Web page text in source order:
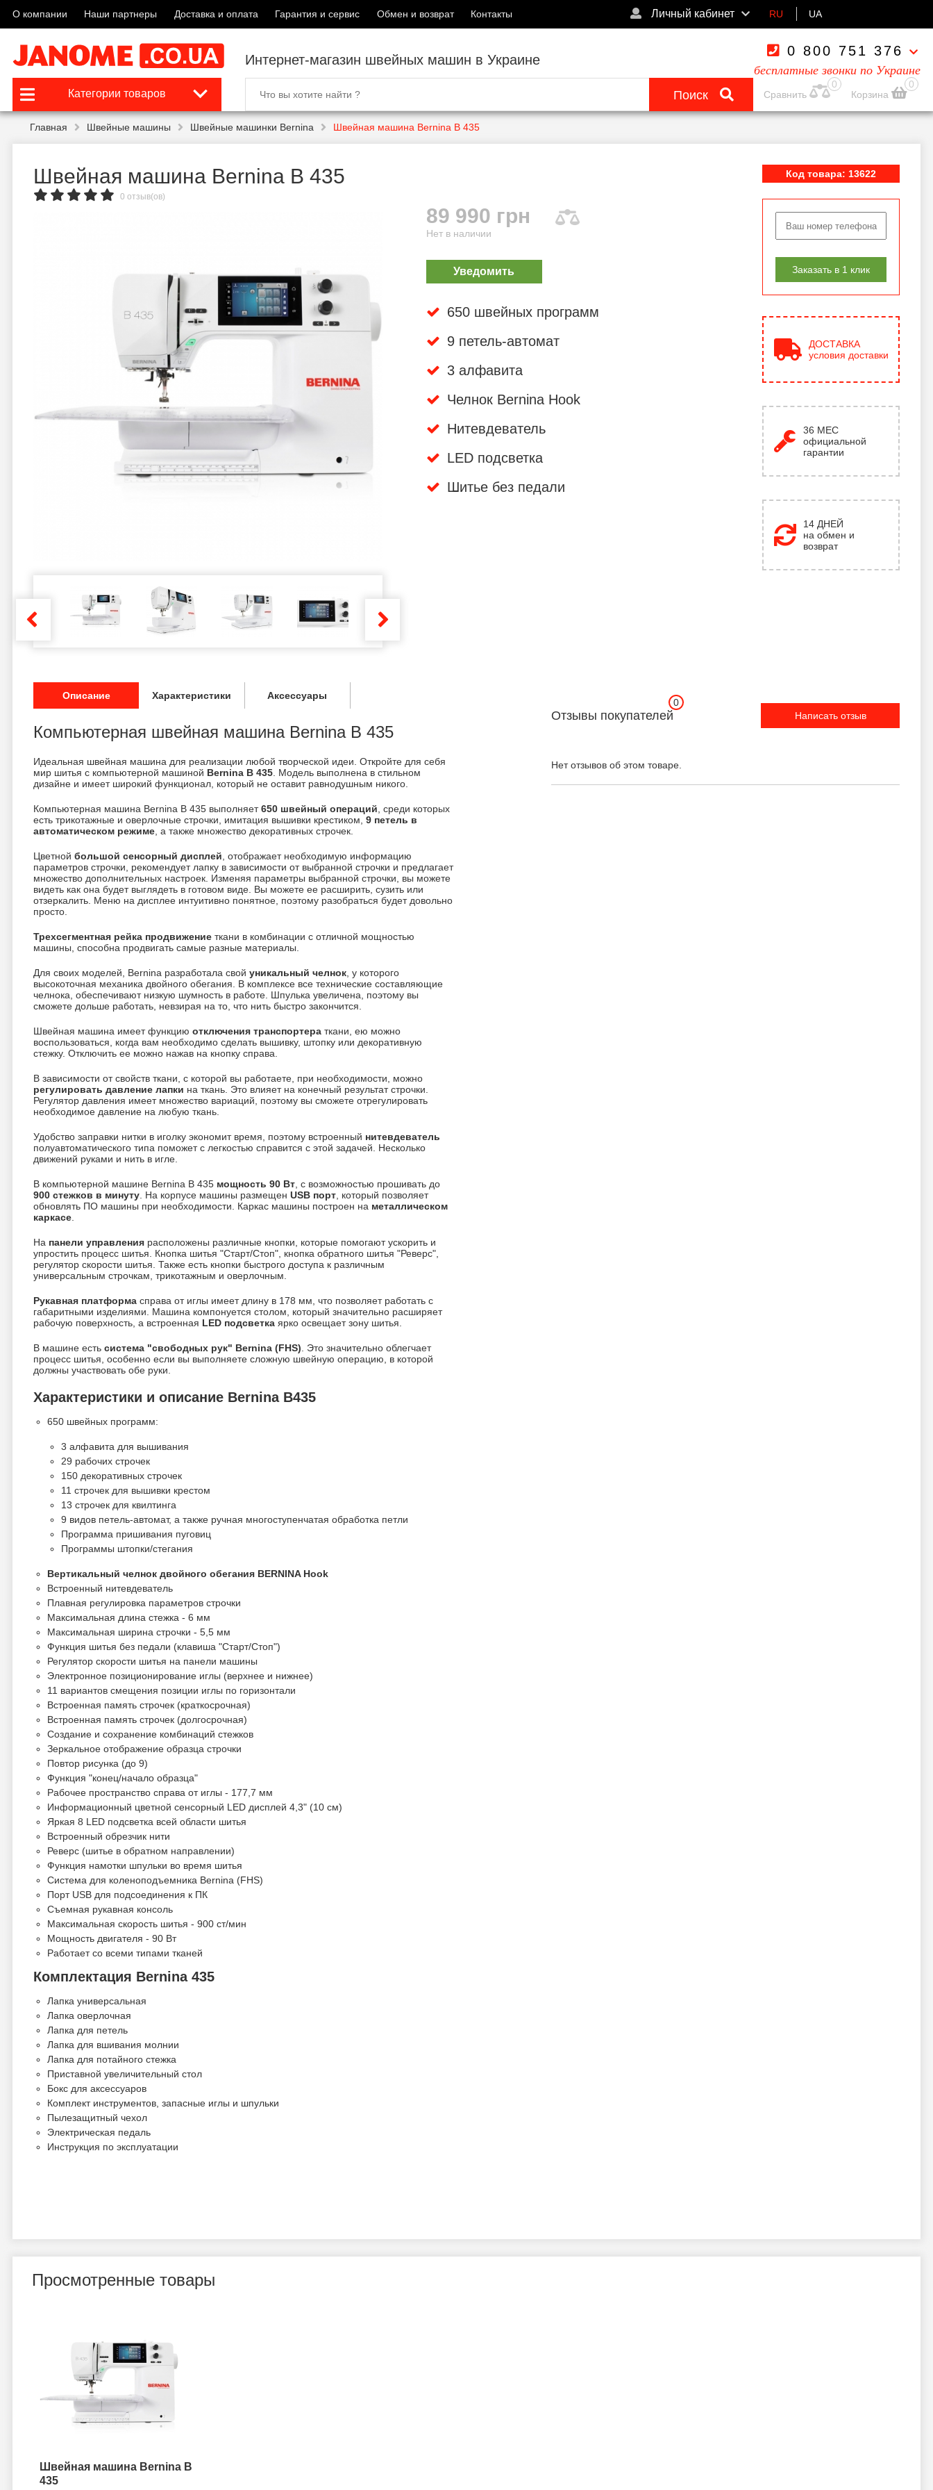
О компании Наши партнеры Доставка и оплата Гарантия и сервис Обмен и возврат Контакты Личный кабинет RU UA
Интернет-магазин швейных машин в Украине
0 800 751 376
бесплатные звонки по Украине
Категории товаров Поиск
0
Сравнить
0
Корзина
Главная Швейные машины Швейные машинки Bernina Швейная машина Bernina B 435
Швейная машина Bernina B 435
0 отзыв(ов)
89 990 грн
Нет в наличии
Уведомить
650 швейных программ
9 петель-автомат
3 алфавита
Челнок Bernina Hook
Нитевдеватель
LED подсветка
Шитье без педали
Код товара: 13622
Заказать в 1 клик
ДОСТАВКА
условия доставки
36 МЕС
официальной
гарантии
14 ДНЕЙ
на обмен и
возврат
Описание Характеристики Аксессуары
Компьютерная швейная машина Bernina B 435
Идеальная швейная машина для реализации любой творческой идеи. Откройте для себя
мир шитья с компьютерной машиной Bernina B 435 . Модель выполнена в стильном
дизайне и имеет широкий функционал, который не оставит равнодушным никого.
Компьютерная машина Bernina B 435 выполняет650 швейный операций , среди которых
есть трикотажные и оверлочные строчки, имитация вышивки крестиком, 9 петель в
автоматическом режиме , а также множество декоративных строчек.
Цветной большой сенсорный дисплей , отображает необходимую информацию
параметров строчки, рекомендует лапку в зависимости от выбранной строчки и предлагает
множество дополнительных настроек. Изменяя параметры выбранной строчки, вы можете
видеть как она будет выглядеть в готовом виде. Вы можете ее расширить, сузить или
отзеркалить. Меню на дисплее интуитивно понятное, поэтому разобраться будет довольно
просто.
Трехсегментная рейка продвижение ткани в комбинации с отличной мощностью
машины, способна продвигать самые разные материалы.
Для своих моделей, Bernina разработала свой уникальный челнок , у которого
высокоточная механика двойного обегания. В комплексе все технические составляющие
челнока, обеспечивают низкую шумность в работе. Шпулька увеличена, поэтому вы
сможете дольше работать, невзирая на то, что нить быстро закончится.
Швейная машина имеет функцию отключения транспортера ткани, ею можно
воспользоваться, когда вам необходимо сделать вышивку, штопку или декоративную
стежку. Отключить ее можно нажав на кнопку справа.
В зависимости от свойств ткани, с которой вы работаете, при необходимости, можно
регулировать давление лапки на ткань. Это влияет на конечный результат строчки.
Регулятор давления имеет множество вариаций, поэтому вы сможете отрегулировать
необходимое давление на любую ткань.
Удобство заправки нитки в иголку экономит время, поэтому встроенный нитевдеватель
полуавтоматического типа поможет с легкостью справится с этой задачей. Несколько
движений руками и нить в игле.
В компьютерной машине Bernina B 435 мощность 90 Вт , с возможностью прошивать до
900 стежков в минуту . На корпусе машины размещен USB порт , который позволяет
обновлять ПО машины при необходимости. Каркас машины построен на металлическом
каркасе
На панели управления расположены различные кнопки, которые помогают ускорить и
упростить процесс шитья. Кнопка шитья "Старт/Стоп", кнопка обратного шитья "Реверс",
регулятор скорости шитья. Также есть кнопки быстрого доступа к различным
универсальным строчкам, трикотажным и оверлочным.
Рукавная платформа справа от иглы имеет длину в 178 мм, что позволяет работать с
габаритными изделиями. Машина компонуется столом, который значительно расширяет
рабочую поверхность, а встроенная LED подсветка ярко освещает зону шитья.
В машине есть система "свободных рук" Bernina (FHS) . Это значительно облегчает
процесс шитья, особенно если вы выполняете сложную швейную операцию, в которой
должны участвовать обе руки.
Характеристики и описание Bernina B435
650 швейных программ:
3 алфавита для вышивания
29 рабочих строчек
150 декоративных строчек
11 строчек для вышивки крестом
13 строчек для квилтинга
9 видов петель-автомат, а также ручная многоступенчатая обработка петли
Программа пришивания пуговиц
Программы штопки/стегания
Вертикальный челнок двойного обегания BERNINA Hook
Встроенный нитевдеватель
Плавная регулировка параметров строчки
Максимальная длина стежка - 6 мм
Максимальная ширина строчки - 5,5 мм
Функция шитья без педали (клавиша "Старт/Стоп")
Регулятор скорости шитья на панели машины
Электронное позиционирование иглы (верхнее и нижнее)
11 вариантов смещения позиции иглы по горизонтали
Встроенная память строчек (краткосрочная)
Встроенная память строчек (долгосрочная)
Создание и сохранение комбинаций стежков
Зеркальное отображение образца строчки
Повтор рисунка (до 9)
Функция "конец/начало образца"
Рабочее пространство справа от иглы - 177,7 мм
Информационный цветной сенсорный LED дисплей 4,3" (10 см)
Яркая 8 LED подсветка всей области шитья
Встроенный обрезчик нити
Реверс (шитье в обратном направлении)
Функция намотки шпульки во время шитья
Система для коленоподъемника Bernina (FHS)
Порт USB для подсоединения к ПК
Съемная рукавная консоль
Максимальная скорость шитья - 900 ст/мин
Мощность двигателя - 90 Вт
Работает со всеми типами тканей
Комплектация Bernina 435
Лапка универсальная
Лапка оверлочная
Лапка для петель
Лапка для вшивания молнии
Лапка для потайного стежка
Приставной увеличительный стол
Бокс для аксессуаров
Комплект инструментов, запасные иглы и шпульки
Пылезащитный чехол
Электрическая педаль
Инструкция по эксплуатации
Отзывы покупателей
0
Написать отзыв
Нет отзывов об этом товаре.
Просмотренные товары
Швейная машина Bernina B
435